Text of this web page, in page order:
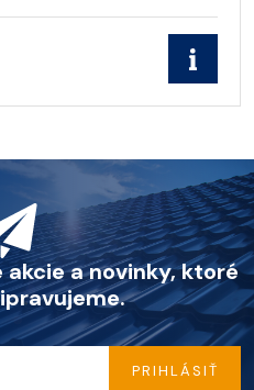
a novinky, ktoré
PRIHLÁSIŤ